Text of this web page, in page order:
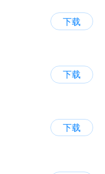
下载
下载
下载